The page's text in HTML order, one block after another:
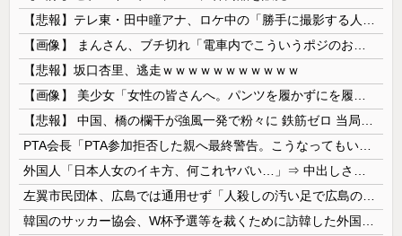
【悲報】坂口杏里、逃走ｗｗｗｗｗｗｗｗｗｗｗ